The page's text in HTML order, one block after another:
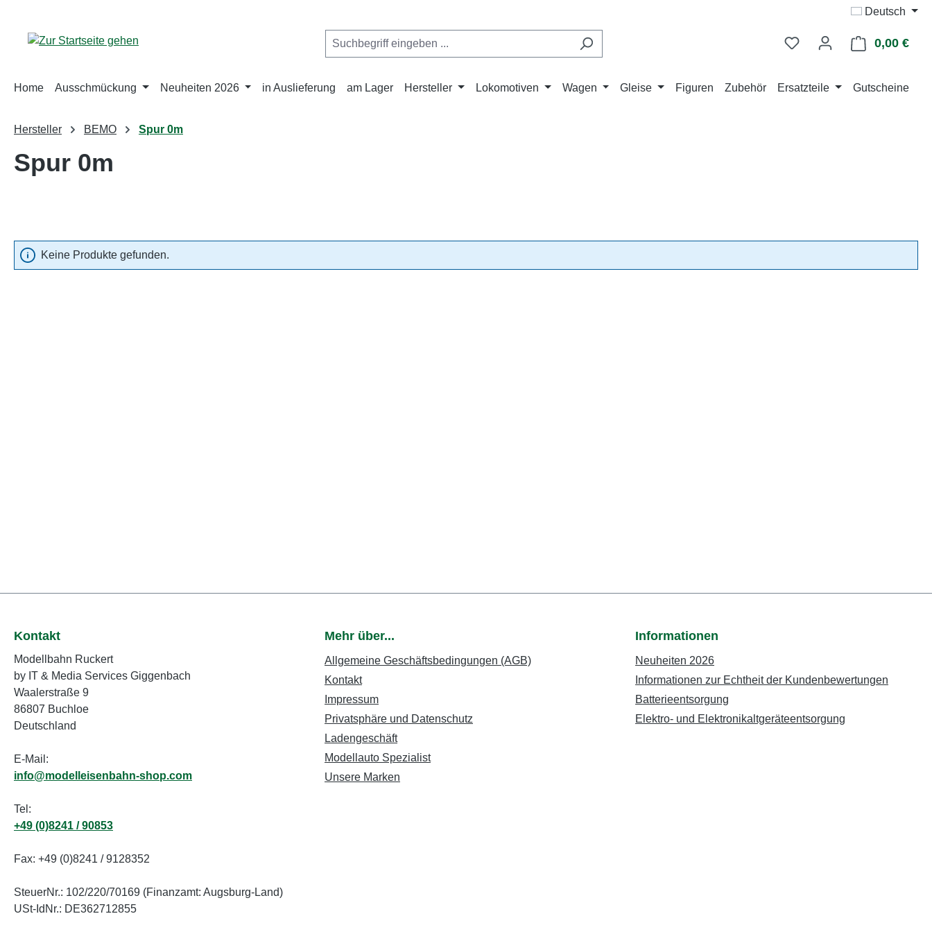
Deutsch
0,00 €
Home Ausschmückung Neuheiten 2026 in Auslieferung am Lager Hersteller Lokomotiven Wagen Gleise Figuren Zubehör Ersatzteile Gutscheine
Hersteller BEMO Spur 0m
Spur 0m
Keine Produkte gefunden.
Kontakt
Modellbahn Ruckert
by IT & Media Services Giggenbach
Waalerstraße 9
86807 Buchloe
Deutschland
E-Mail:
info@modelleisenbahn-shop.com
Tel:
+49 (0)8241 / 90853
Fax: +49 (0)8241 / 9128352
SteuerNr.: 102/220/70169 (Finanzamt: Augsburg-Land)
USt-IdNr.: DE362712855
Mehr über...
Allgemeine Geschäftsbedingungen (AGB)
Kontakt
Impressum
Privatsphäre und Datenschutz
Ladengeschäft
Modellauto Spezialist
Unsere Marken
Informationen
Neuheiten 2026
Informationen zur Echtheit der Kundenbewertungen
Batterieentsorgung
Elektro- und Elektronikaltgeräteentsorgung